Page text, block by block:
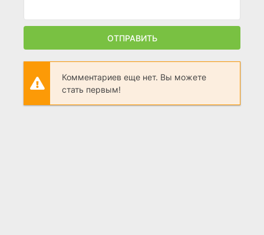
ОТПРАВИТЬ
Комментариев еще нет. Вы можете
стать первым!